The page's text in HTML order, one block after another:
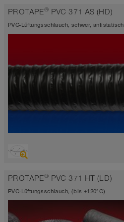
-20°C bis 90°C
PROTAPE® PVC 371 AS (HD)
PVC-Lüftungsschlauch, schwer, antistatisch
Saugschlauch + Druckschlauch
Wandstärke ca. 0,5 mm
-20°C bis 90°C
PROTAPE® PVC 371 HT (LD)
PVC-Lüftungsschlauch, (bis +120°C)